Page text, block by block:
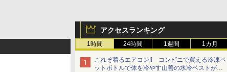
アクセスランキング
1時間 24時間 1週間 1カ月
これぞ着るエアコン!! コンビニで買える冷凍ペ
ットボトルで体を冷やす山善の水冷ベストがロ